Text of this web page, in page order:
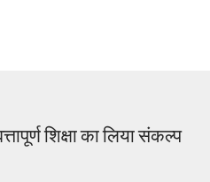
शिक्षा का लिया संकल्प